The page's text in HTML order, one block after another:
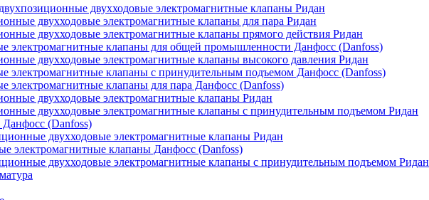
двухходовые электромагнитные клапаны Ридан
двухходовые электромагнитные клапаны для пара Ридан
двухходовые электромагнитные клапаны прямого действия Ридан
электромагнитные клапаны для общей промышленности Данфосс (Danfoss)
двухходовые электромагнитные клапаны высокого давления Ридан
электромагнитные клапаны с принудительным подъемом Данфосс (Danfoss)
электромагнитные клапаны для пара Данфосс (Danfoss)
двухходовые электромагнитные клапаны Ридан
двухходовые электромагнитные клапаны с принудительным подъемом Ридан
(Danfoss)
двухходовые электромагнитные клапаны Ридан
электромагнитные клапаны Данфосс (Danfoss)
двухходовые электромагнитные клапаны с принудительным подъемом Ридан